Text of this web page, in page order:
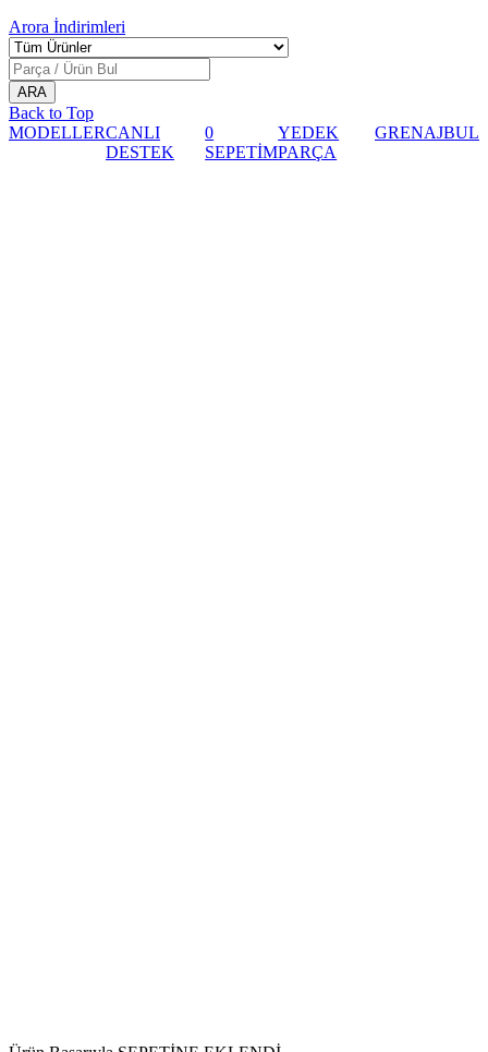
Arora İndirimleri
Back to Top
MODELLERCANLI
DESTEK
0
SEPETİM
YEDEK
PARÇA
GRENAJBUL